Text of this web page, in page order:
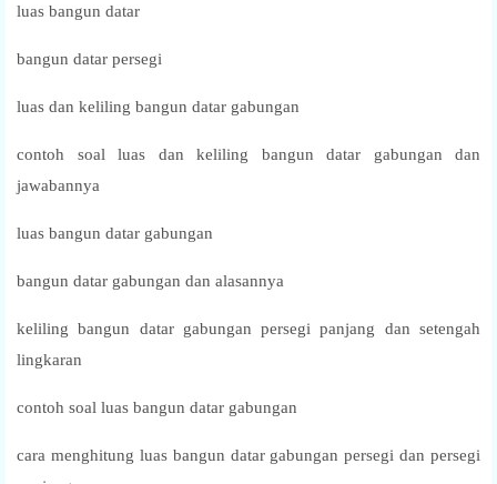
luas bangun datar
bangun datar persegi
luas dan keliling bangun datar gabungan
contoh soal luas dan keliling bangun datar gabungan dan
jawabannya
luas bangun datar gabungan
bangun datar gabungan dan alasannya
keliling bangun datar gabungan persegi panjang dan setengah
lingkaran
contoh soal luas bangun datar gabungan
cara menghitung luas bangun datar gabungan persegi dan persegi